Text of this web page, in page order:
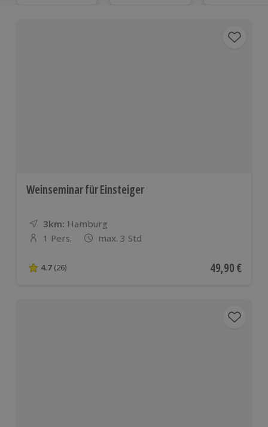
Weinseminar für Einsteiger
3km: Entfernung
Standort
Hamburg
Anzahl der Teilnehmer
1 Pers. max. 3 Std
4.7 von 5 Sternen basierend auf 26 Bewertungen
4.7 (26) Aktueller
49,90 €